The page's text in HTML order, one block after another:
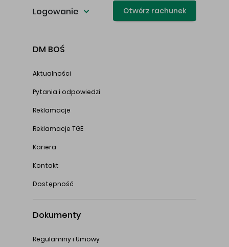
Logowanie Otwórz rachunek
DM BOŚ
Aktualności
Pytania i odpowiedzi
Reklamacje
Reklamacje TGE
Kariera
Kontakt
Dostępność
Dokumenty
Regulaminy i Umowy